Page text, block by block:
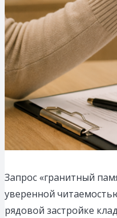
Запрос «гранитный
уверенной
рядовой застройке